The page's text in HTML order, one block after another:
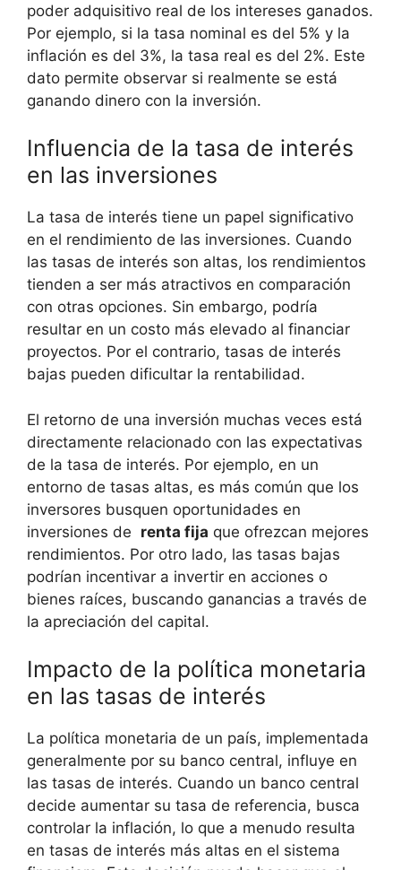
poder adquisitivo real de los intereses ganados.
Por‍ ejemplo, ​si la tasa nominal es ⁢del⁣ 5% y​ la
inflación es​ del 3%, la tasa​ real⁣ es ⁣del 2%. ​Este
dato‍ permite observar si realmente se está
ganando dinero ​con⁢ la inversión.
Influencia‌ de la tasa de interés
‍en las inversiones
La tasa de interés tiene un⁣ papel significativo
en el rendimiento⁤ de las inversiones. Cuando
las tasas de ⁢interés son⁣ altas, los ⁢rendimientos
tienden a​ ser⁤ más ⁣atractivos en comparación
con otras opciones. Sin‌ embargo, ⁣podría
resultar en un​ costo más elevado al financiar
proyectos. Por el contrario, tasas de interés
bajas pueden dificultar la rentabilidad.
El retorno de una⁣ inversión muchas veces está
directamente relacionado con las expectativas
de la tasa de interés. Por⁣ ejemplo,⁣ en un
entorno de tasas altas, es más común que los
inversores busquen oportunidades en
inversiones de ‍ renta ‍fija ‌que ofrezcan mejores
rendimientos.⁤ Por otro lado, las tasas bajas
podrían incentivar ​a ​invertir en⁣ acciones o
bienes raíces, buscando ‍ganancias a través de
la apreciación del capital.
Impacto de la política monetaria
en las tasas de interés
La política monetaria de un país, implementada
generalmente por su banco central, influye en
las tasas de‌ interés. Cuando⁤ un banco central
⁣decide ⁣aumentar su tasa de‍ referencia, busca
controlar la inflación, lo que a menudo resulta
en tasas de‍ interés más altas en el sistema